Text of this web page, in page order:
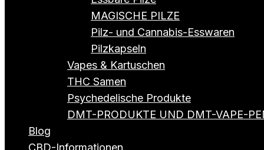
MAGISCHE PILZE
Pilz- und Cannabis-Esswaren
Pilzkapseln
Vapes & Kartuschen
THC Samen
Psychedelische Produkte
DMT-PRODUKTE UND DMT-VAPE-
Blog
CBD-Informationen